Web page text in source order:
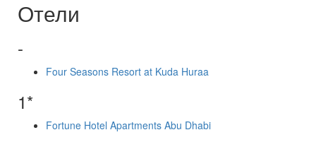
Отели
-
Four Seasons Resort at Kuda Huraa
1*
Fortune Hotel Apartments Abu Dhabi